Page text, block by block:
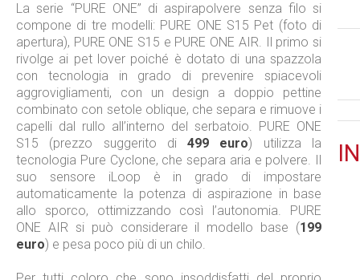
La serie “PURE ONE” di aspirapolvere senza filo si
compone di tre modelli: PURE ONE S15 Pet (foto di
apertura), PURE ONE S15 e PURE ONE AIR. Il primo si
rivolge ai pet lover poiché è dotato di una spazzola
con tecnologia in grado di prevenire spiacevoli
aggrovigliamenti, con un design a doppio pettine
combinato con setole oblique, che separa e rimuove i
capelli dal rullo all’interno del serbatoio. PURE ONE
S15 (prezzo suggerito di499 euro) utilizza la
tecnologia Pure Cyclone, che separa aria e polvere. Il
suo sensore iLoop è in grado di impostare
automaticamente la potenza di aspirazione in base
allo sporco, ottimizzando così l’autonomia. PURE
ONE AIR si può considerare il modello base (199
euro) e pesa poco più di un chilo.
IN